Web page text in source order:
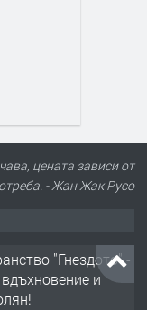
цената зависи от
- Жан Жак Русо
"Гнездото" -
и